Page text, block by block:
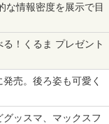
な情報密度を展示で目
る！くるま プレゼント
験とコラボの楽しさを
売。後ろ姿も可愛く
ど4種がラインナップ
グッスマ、マックスフ